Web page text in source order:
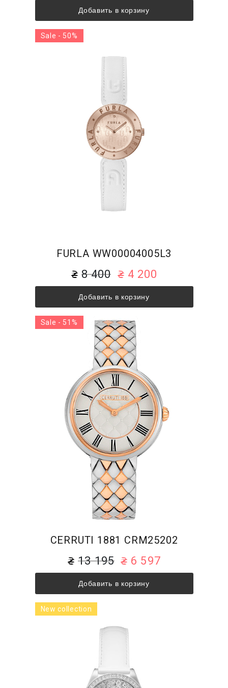
Добавить в корзину
FURLA WW00004005L3
8 400 4 200
Добавить в корзину
Sale - 50%
CERRUTI 1881 CRM25202
13 195 6 597
Добавить в корзину
Sale - 51%
New collection